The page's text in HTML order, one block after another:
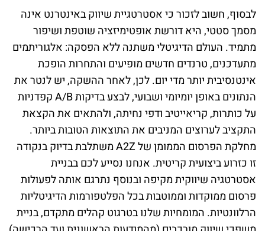
לבסוף, חשוב לזכור כי אסטרטגיית שיווק באינטרנט אינה
מסמך סטטי, היא דורשת אופטימיזציה שוטפת ושיפור
מתמיד. העולם הדיגיטלי משתנה ללא הפסקה: אלגוריתמים
מתעדכנים, טרנדים חדשים מופיעים והתחרות הופכת
אינטנסיבית יותר מדי יום. לכן, לאחר ההשקה, יש לנטר את
הנתונים באופן יומיומי ושבועי, לבצע בדיקות A/B קפדניות
על כותרות, קריאייטיב ודפי נחיתה, ולהתאים את הקצאת
התקציב לערוצים המניבים את התוצאות הטובות ביותר.
מחלקת הפרסום הממומן של A2Z משתלבת בדיוק בנקודה
זו כזרוע ביצועית קריטית. אנחנו נסייע לכם בבניית
אסטרטגיה שיווקית מקיפה ובנוסף נתרגם אותה לפעולות
פרסום ממוקדות וממוטבות בכל הפלטפורמות הדיגיטליות
הרלוונטיות. המומחיות שלנו בטרגוט קהלים מתקדם, בניית